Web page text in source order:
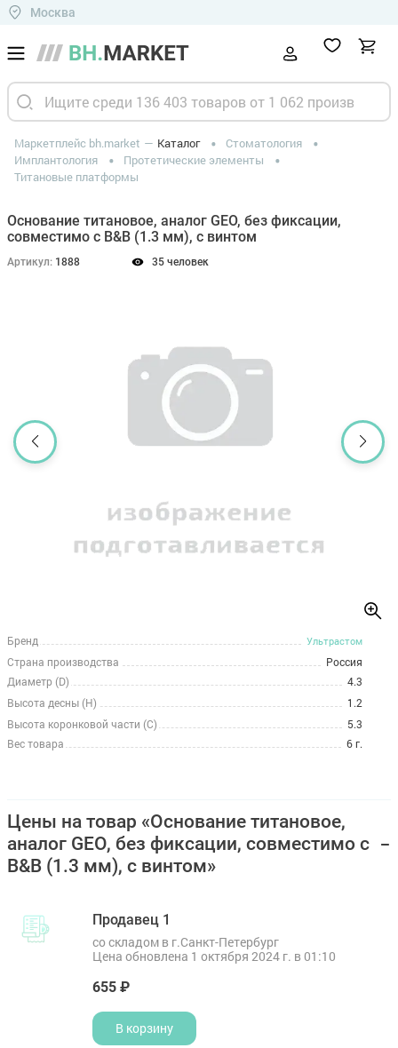
Москва
Маркетплейс bh.market Каталог
Стоматология
Имплантология
Протетические элементы
Титановые платформы
Основание титановое, аналог GEO, без фиксации,
совместимо с B&B (1.3 мм), с винтом
Артикул: 1888 35 человек
Бренд Ультрастом
Страна производства
Россия
Диаметр (D)
4.3
Высота десны (H)
1.2
Высота коронковой части (C)
5.3
Вес товара
6 г.
Цены на товар «Основание титановое,
аналог GEO, без фиксации, совместимо с
B&B (1.3 мм), с винтом»
Продавец 1
со складом в г.Санкт-Петербург
Цена обновлена 1 октября 2024 г. в 01:10
655 ₽
В корзину